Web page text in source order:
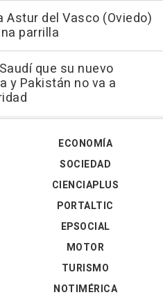
Astur del Vasco (Oviedo)
parrilla
que su nuevo
y Pakistán no va a
ECONOMÍA
SOCIEDAD
CIENCIAPLUS
PORTALTIC
EPSOCIAL
MOTOR
TURISMO
NOTIMÉRICA